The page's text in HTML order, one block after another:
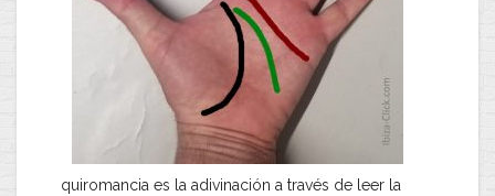
quiromancia es la adivinación a través de leer la